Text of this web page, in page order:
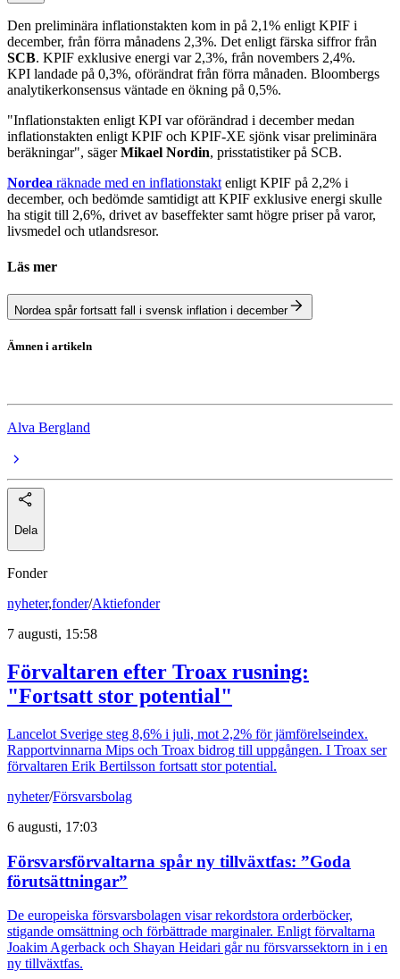
Den preliminära inflationstakten kom in på 2,1% enligt KPIF i
december, från förra månadens 2,3%. Det enligt färska siffror från
SCB. KPIF exklusive energi var 2,3%, från novembers 2,4%.
KPI landade på 0,3%, oförändrat från förra månaden. Bloombergs
analytikerkonsensus väntade en ökning på 0,5%.
"Inflationstakten enligt KPI var oförändrad i december medan
inflationstakten enligt KPIF och KPIF-XE sjönk visar preliminära
beräkningar", sägerMikael Nordin, prisstatistiker på SCB.
Nordea räknade med en inflationstaktenligt KPIF på 2,2% i
december, och bedömde samtidigt att KPIF exklusive energi skulle
ha stigit till 2,6%, drivet av baseffekter samt högre priser på varor,
livsmedel och utlandsresor.
Läs mer
Nordea spår fortsatt fall i svensk inflation i december
Ämnen i artikeln
Alva Bergland
Dela
Fonder
nyheter,fonder/Aktiefonder
7 augusti, 15:58
Förvaltaren efter Troax rusning:
"Fortsatt stor potential"
Lancelot Sverige steg 8,6% i juli, mot 2,2% för jämförelseindex.
Rapportvinnarna Mips och Troax bidrog till uppgången. I Troax ser
förvaltaren Erik Bertilsson fortsatt stor potential.
nyheter/Försvarsbolag
6 augusti, 17:03
Försvarsförvaltarna spår ny tillväxtfas: ”Goda
förutsättningar”
De europeiska försvarsbolagen visar rekordstora orderböcker,
stigande omsättning och förbättrade marginaler. Enligt förvaltarna
Joakim Agerback och Shayan Heidari går nu försvarssektorn in i en
ny tillväxtfas.